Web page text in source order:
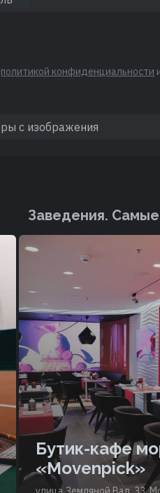
политикой конфиденциальности
Заведения.
Бутик-кафе
«Movenpick»